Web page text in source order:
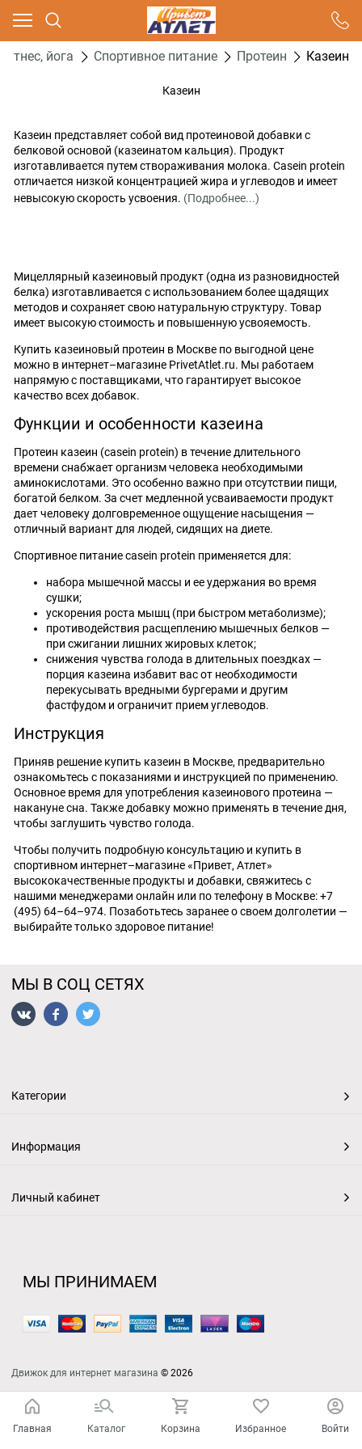
йога Спортивное питание Протеин Казеин
Казеин
Казеин представляет собой вид протеиновой добавки с
белковой основой (казеинатом кальция). Продукт
изготавливается путем створаживания молока. Сasein protein
отличается низкой концентрацией жира и углеводов и имеет
невысокую скорость усвоения. (Подробнее...)
Мицеллярный казеиновый продукт (одна из разновидностей
белка) изготавливается с использованием более щадящих
методов и сохраняет свою натуральную структуру. Товар
имеет высокую стоимость и повышенную усвояемость.
Купить казеиновый протеин в Москве по выгодной цене
можно в интернет–магазине PrivetAtlet.ru. Мы работаем
напрямую с поставщиками, что гарантирует высокое
качество всех добавок.
Функции и особенности казеина
Протеин казеин (casein protein) в течение длительного
времени снабжает организм человека необходимыми
аминокислотами. Это особенно важно при отсутствии пищи,
богатой белком. За счет медленной усваиваемости продукт
дает человеку долговременное ощущение насыщения —
отличный вариант для людей, сидящих на диете.
Спортивное питание casein protein применяется для:
набора мышечной массы и ее удержания во время
сушки;
ускорения роста мышц (при быстром метаболизме);
противодействия расщеплению мышечных белков —
при сжигании лишних жировых клеток;
снижения чувства голода в длительных поездках —
порция казеина избавит вас от необходимости
перекусывать вредными бургерами и другим
фастфудом и ограничит прием углеводов.
Инструкция
Приняв решение купить казеин в Москве, предварительно
ознакомьтесь с показаниями и инструкцией по применению.
Основное время для употребления казеинового протеина —
накануне сна. Также добавку можно применять в течение дня,
чтобы заглушить чувство голода.
Чтобы получить подробную консультацию и купить в
спортивном интернет–магазине «Привет, Атлет»
высококачественные продукты и добавки, свяжитесь с
нашими менеджерами онлайн или по телефону в Москве: +7
(495) 64–64–974. Позаботьтесь заранее о своем долголетии —
выбирайте только здоровое питание!
МЫ В СОЦ СЕТЯХ
Категории
Информация
Личный кабинет
МЫ ПРИНИМАЕМ
Движок для интернет магазина © 2026
Главная Каталог Корзина Избранное Войти
Ваш город - Москва,
угадали?
ДА НЕТ